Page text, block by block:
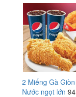
2 Miếng Gà
Nước ngọt lớn